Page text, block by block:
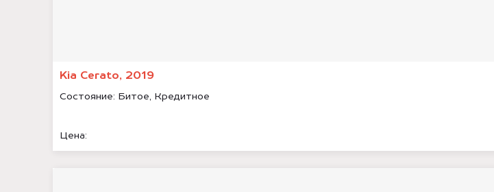
Kia Cerato, 2019
Состояние: Битое, Кредитное
Цена: